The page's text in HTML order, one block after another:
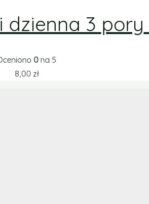
dzienna 3
0 na 5
8,00 zł